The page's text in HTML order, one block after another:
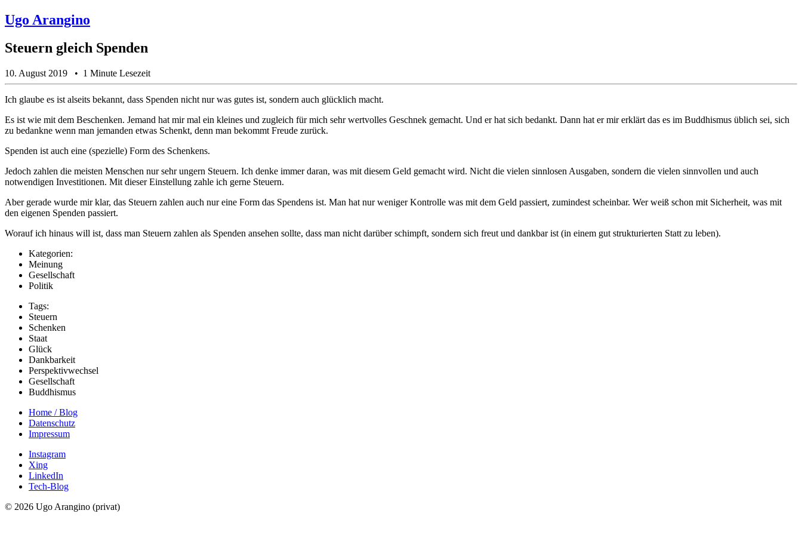
Ugo Arangino
Steuern gleich Spenden
10. August 2019 1 Minute Lesezeit
Ich glaube es ist alseits bekannt, dass Spenden nicht nur was gutes ist, sondern auch glücklich macht.
Es ist wie mit dem Beschenken. Jemand hat mir mal ein kleines und zugleich für mich sehr wertvolles Geschnek gemacht. Und er hat sich bedankt. Dann hat er mir erklärt das es im Buddhismus üblich sei, sich
zu bedankne wenn man jemanden etwas Schenkt, denn man bekommt Freude zurück.
Spenden ist auch eine (spezielle) Form des Schenkens.
Jedoch zahlen die meisten Menschen nur sehr ungern Steuern. Ich denke immer daran, was mit diesem Geld gemacht wird. Nicht die vielen sinnlosen Ausgaben, sondern die vielen sinnvollen und auch
notwendigen Investitionen. Mit dieser Einstellung zahle ich gerne Steuern.
Aber gerade wurde mir klar, das Steuern zahlen auch nur eine Form das Spendens ist. Man hat nur weniger Kontrolle was mit dem Geld passiert, zumindest scheinbar. Wer weiß schon mit Sicherheit, was mit
den eigenen Spenden passiert.
Worauf ich hinaus will ist, dass man Steuern zahlen als Spenden ansehen sollte, dass man nicht darüber schimpft, sondern sich freut und dankbar ist (in einem gut strukturierten Statt zu leben).
Kategorien:
Meinung
Gesellschaft
Politik
Tags:
Steuern
Schenken
Staat
Glück
Dankbarkeit
Perspektivwechsel
Gesellschaft
Buddhismus
Home / Blog
Datenschutz
Impressum
Instagram
Xing
LinkedIn
Tech-Blog
© 2026 Ugo Arangino (privat)